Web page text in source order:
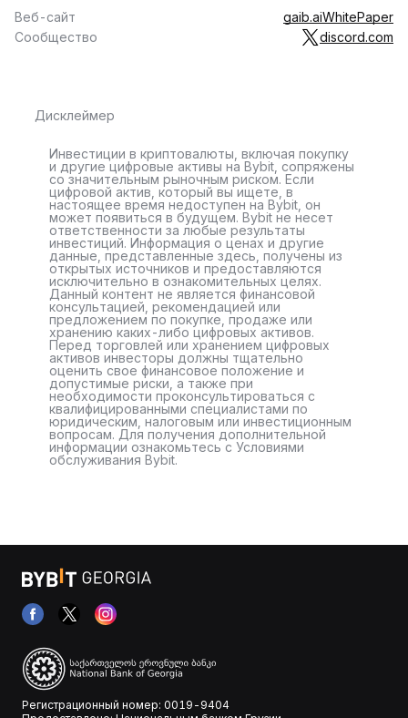
Веб-сайт gaib.aiWhitePaper
Сообщество
discord.com
Дисклеймер
Инвестиции в криптовалюты, включая покупку
и другие цифровые активы на Bybit, сопряжены
со значительным рыночным риском. Если
цифровой актив, который вы ищете, в
настоящее время недоступен на Bybit, он
может появиться в будущем. Bybit не несет
ответственности за любые результаты
инвестиций. Информация о ценах и другие
данные, представленные здесь, получены из
открытых источников и предоставляются
исключительно в ознакомительных целях.
Данный контент не является финансовой
консультацией, рекомендацией или
предложением по покупке, продаже или
хранению каких-либо цифровых активов.
Перед торговлей или хранением цифровых
активов инвесторы должны тщательно
оценить свое финансовое положение и
допустимые риски, а также при
необходимости проконсультироваться с
квалифицированными специалистами по
юридическим, налоговым или инвестиционным
вопросам. Для получения дополнительной
информации ознакомьтесь с Условиями
обслуживания Bybit.
Регистрационный номер: 0019-9404